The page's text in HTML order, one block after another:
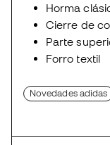
Horma
Cierre de
Parte
Forro textil
Novedades adidas